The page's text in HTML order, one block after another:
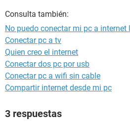
Consulta también:
No puedo conectar mi pc a internet
Conectar pc a tv
Quien creo el internet
Conectar dos pc por usb
Conectar pc a wifi sin cable
Compartir internet desde mi pc
3 respuestas